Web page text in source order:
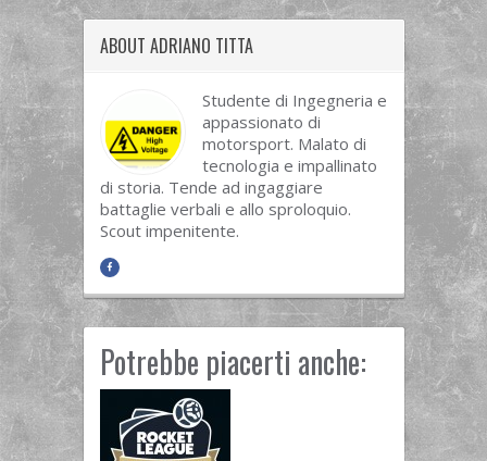
ABOUT ADRIANO TITTA
Studente di Ingegneria e
appassionato di
motorsport. Malato di
tecnologia e impallinato
di storia. Tende ad ingaggiare
battaglie verbali e allo sproloquio.
Scout impenitente.
Potrebbe piacerti anche: